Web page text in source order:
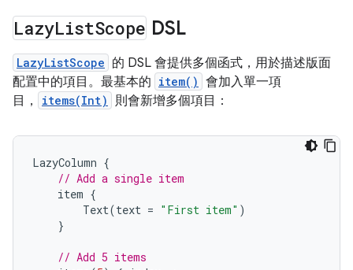
LazyListScope DSL
LazyListScope 的 DSL 會提供多個函式，用於描述版面
配置中的項目。最基本的 item() 會加入單一項
目，
items(Int) 則會新增多個項目：
LazyColumn {
// Add a single item
item {
Text(text = "First item" )
}
// Add 5 items